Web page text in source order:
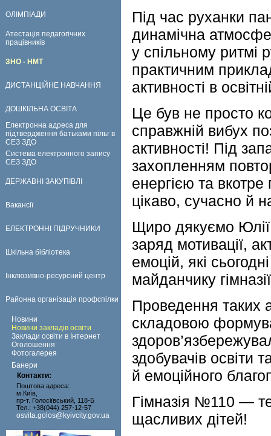
ОЛІМПІАДИ
Атестація педагогічних
працівників
ЗНО - НМТ
ДИСТАНЦІЙНЕ НАВЧАННЯ
ДОШКІЛЬНА ОСВІТА
Електронна адреса для
підтвердження батьками пільг в
СЕЗ ЗДО
Система електронного запису
СЕЗ ЗДО
ДЕРЖАВНІ ЗАКУПІВЛІ
Вакансії
ЕЛЕКТРОННІ ПІДРУЧНИКИ
Шкільна бібліотека
Інклюзивно-ресурсний центр
Районна організація профспілки
Новини
Новини закладів освіти
Заклади освіти в Інтернет
Оголошення
Фотогалерея
Банери
Контакти:
Поштова адреса:
м.Київ,
пр-т. Голосіївський, 118-Б
Тел.: +38(044) 257-12-57
osvita.golos@kyivcity.gov.ua
Під час руханки
динамічна
у спільному ритмі
практичним
активності в
Це був не просто
справжній вибух
активності! Під
захопленням
енергією та
цікаво, сучасно й
Щиро дякуємо Юлії
заряд мотивації,
емоцій, які
майданчику
Проведення таких
складовою
здобувачів освіти
й емоційного
Гімназія №110 —
щасливих дітей!